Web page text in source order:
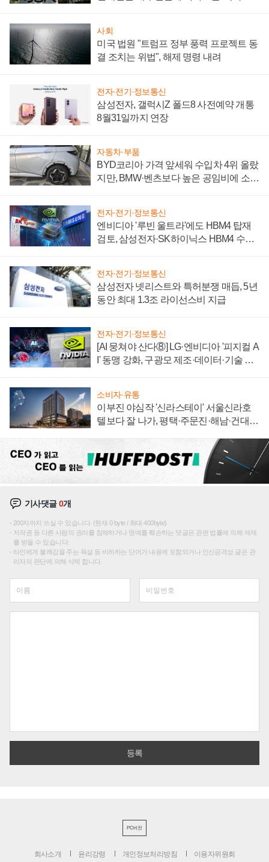
사회
미국 법원 "트럼프 정부 풍력 프로젝트 동
결 조치는 위법", 해제 명령 내려
전자·전기·정보통신
삼성전자, 갤럭시Z 폴드8 사전예약 개통
8월31일까지 연장
자동차·부품
BYD코리아 가격 앞세워 수입차 4위 올랐
지만, BMW·벤츠보다 높은 공임비에 소비
전자·전기·정보통신
엔비디아 '루빈 울트라'에도 HBM4 탑재
검토, 삼성전자·SK하이닉스 HBM4 수율
전자·전기·정보통신
삼성전자 넷리스트와 특허분쟁 매듭, 5년
동안 최대 1.3조 라이선스비 지급
전자·전기·정보통신
[AI 뭉쳐야 산다⑧] LG·엔비디아 '피지컬 A
I' 동맹 강화, 구광모 제조·데이터·기술 결
소비자·유통
이부진 야심작 '신라스테이' 서울신라호
텔보다 잘 나가, 평택·주문진·해남·건대로
기사댓글0개
200자까지 쓰실 수 있습니다. (현재 0 byte / 최대 400byte)
저작권 등 다른 사람의 권리를 침해하거나 명예를 훼손하는 댓글은 관련 법률에 의해 제재
를 받을 수 있습니다.
타인에게 불쾌감을 주는 욕설 등 비하하는 단어가 내용에 포함되거나 인신공격성 글은 관
리자의 판단에 의해 삭제 합니다.
PC버전
회사소개 윤리강령 개인정보처리방침 이용자위원회